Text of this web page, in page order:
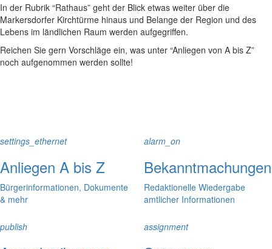
In der Rubrik “Rathaus” geht der Blick etwas weiter über die
Markersdorfer Kirchtürme hinaus und Belange der Region und des
Lebens im ländlichen Raum werden aufgegriffen.
Reichen Sie gern Vorschläge ein, was unter “Anliegen von A bis Z”
noch aufgenommen werden sollte!
settings_ethernet
Anliegen A bis Z
Bürgerinformationen, Dokumente
& mehr
alarm_on
Bekanntmachungen
Redaktionelle Wiedergabe
amtlicher Informationen
publish assignment